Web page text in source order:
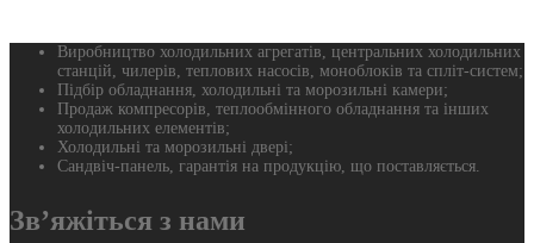
Виробництво холодильних агрегатів, центральних холодильних
станцій, чилерів, теплових насосів, моноблоків та спліт-систем;
Підбір обладнання, холодильні та морозильні камери;
Продаж компресорів, теплообмінного обладнання та інших
холодильних елементів;
Холодильні та морозильні двері;
Сандвіч-панель, гарантія на продукцію, що поставляється.
Зв’яжіться з нами